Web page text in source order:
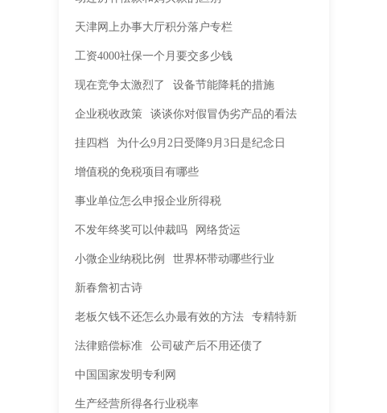
天津网上办事大厅积分落户专栏
工资4000社保一个月要交多少钱
现在竞争太激烈了 设备节能降耗的措施
企业税收政策 谈谈你对假冒伪劣产品的看法
挂四档 为什么9月2日受降9月3日是纪念日
增值税的免税项目有哪些
事业单位怎么申报企业所得税
不发年终奖可以仲裁吗 网络货运
小微企业纳税比例 世界杯带动哪些行业
新春詹初古诗
老板欠钱不还怎么办最有效的方法 专精特新
法律赔偿标准 公司破产后不用还债了
中国国家发明专利网
生产经营所得各行业税率